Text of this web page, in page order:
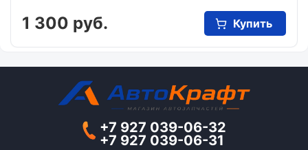
1 300 руб. Купить
+7 927 039-06-32
+7 927 039-06-31